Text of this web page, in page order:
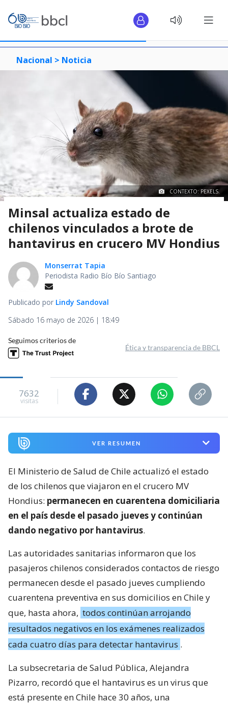
Nacional > Noticia
CONTEXTO: PEXELS.
Minsal actualiza estado de
chilenos vinculados a brote de
hantavirus en crucero MV Hondius
Monserrat Tapia
Periodista Radio Bío Bío Santiago
Publicado por Lindy Sandoval
Sábado 16 mayo de 2026 | 18:49
Seguimos criterios de
Ética y transparencia de BBCL
7632
visitas
VER RESUMEN
El Ministerio de Salud de Chile actualizó el estado
de los chilenos que viajaron en el crucero MV
Hondius: permanecen en cuarentena domiciliaria
en el país desde el pasado jueves y continúan
dando negativo por hantavirus.
Las autoridades sanitarias informaron que los
pasajeros chilenos considerados contactos de riesgo
permanecen desde el pasado jueves cumpliendo
cuarentena preventiva en sus domicilios en Chile y
que, hasta ahora, todos continúan arrojando
resultados negativos en los exámenes realizados
cada cuatro días para detectar hantavirus .
La subsecretaria de Salud Pública, Alejandra
Pizarro, recordó que el hantavirus es un virus que
está presente en Chile hace 30 años, una